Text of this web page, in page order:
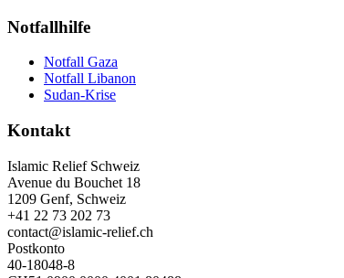
Notfallhilfe
Notfall Gaza
Notfall Libanon
Sudan-Krise
Kontakt
Islamic Relief Schweiz
Avenue du Bouchet 18
1209 Genf, Schweiz
+41 22 73 202 73
contact@islamic-relief.ch
Postkonto
40-18048-8